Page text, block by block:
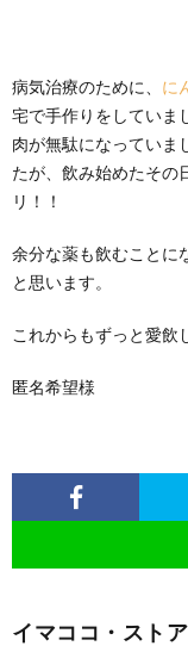
病気治療のために、 に
宅で手作りをしていま
肉が無駄になっていま
たが、飲み始めたその
リ！！
余分な薬も飲むことに
と思います。
これからもずっと愛飲
匿名希望様
イマココ・スト